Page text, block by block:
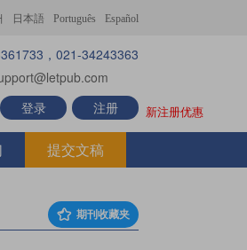
日本語 Português Español
，021-34243363
登录
注册 新注册优惠
提交文稿
期刊收藏夹